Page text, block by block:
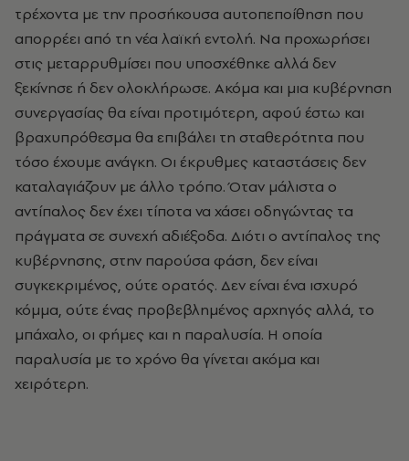
τρέχοντα με την προσήκουσα αυτοπεποίθηση που
απορρέει από τη νέα λαϊκή εντολή. Να προχωρήσει
στις μεταρρυθμίσει που υποσχέθηκε αλλά δεν
ξεκίνησε ή δεν ολοκλήρωσε. Ακόμα και μια κυβέρνηση
συνεργασίας θα είναι προτιμότερη, αφού έστω και
βραχυπρόθεσμα θα επιβάλει τη σταθερότητα που
τόσο έχουμε ανάγκη. Οι έκρυθμες καταστάσεις δεν
καταλαγιάζουν με άλλο τρόπο. Όταν μάλιστα ο
αντίπαλος δεν έχει τίποτα να χάσει οδηγώντας τα
πράγματα σε συνεχή αδιέξοδα. Διότι ο αντίπαλος της
κυβέρνησης, στην παρούσα φάση, δεν είναι
συγκεκριμένος, ούτε ορατός. Δεν είναι ένα ισχυρό
κόμμα, ούτε ένας προβεβλημένος αρχηγός αλλά, το
μπάχαλο, οι φήμες και η παραλυσία. Η οποία
παραλυσία με το χρόνο θα γίνεται ακόμα και
χειρότερη.